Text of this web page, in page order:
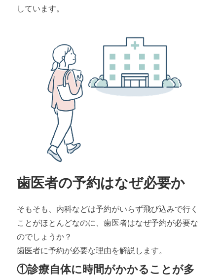
しています。
歯医者の予約はなぜ必要か
そもそも、内科などは予約がいらず飛び込みで行く
ことがほとんどなのに、歯医者はなぜ予約が必要な
のでしょうか？
歯医者に予約が必要な理由を解説します。
①診療自体に時間がかかることが多